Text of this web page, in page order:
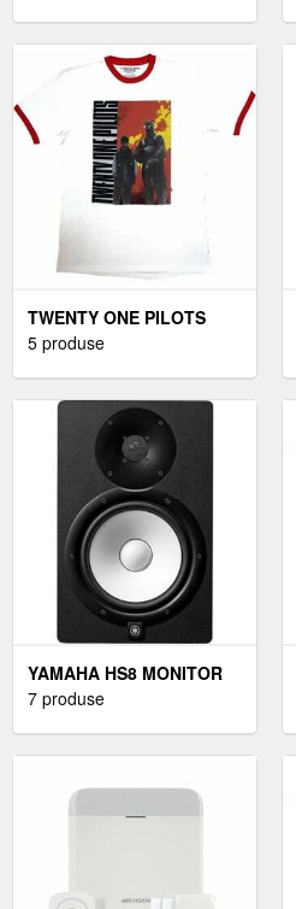
TWENTY ONE PILOTS
TRICOU SIDE STAND
5 produse
YAMAHA HS8 MONITOR
ACTIV DE STUDIO 1 BUC
7 produse